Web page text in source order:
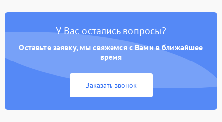
У Вас остались вопросы?
Оставьте заявку, мы свяжемся с Вами в ближайшее
время
Заказать звонок